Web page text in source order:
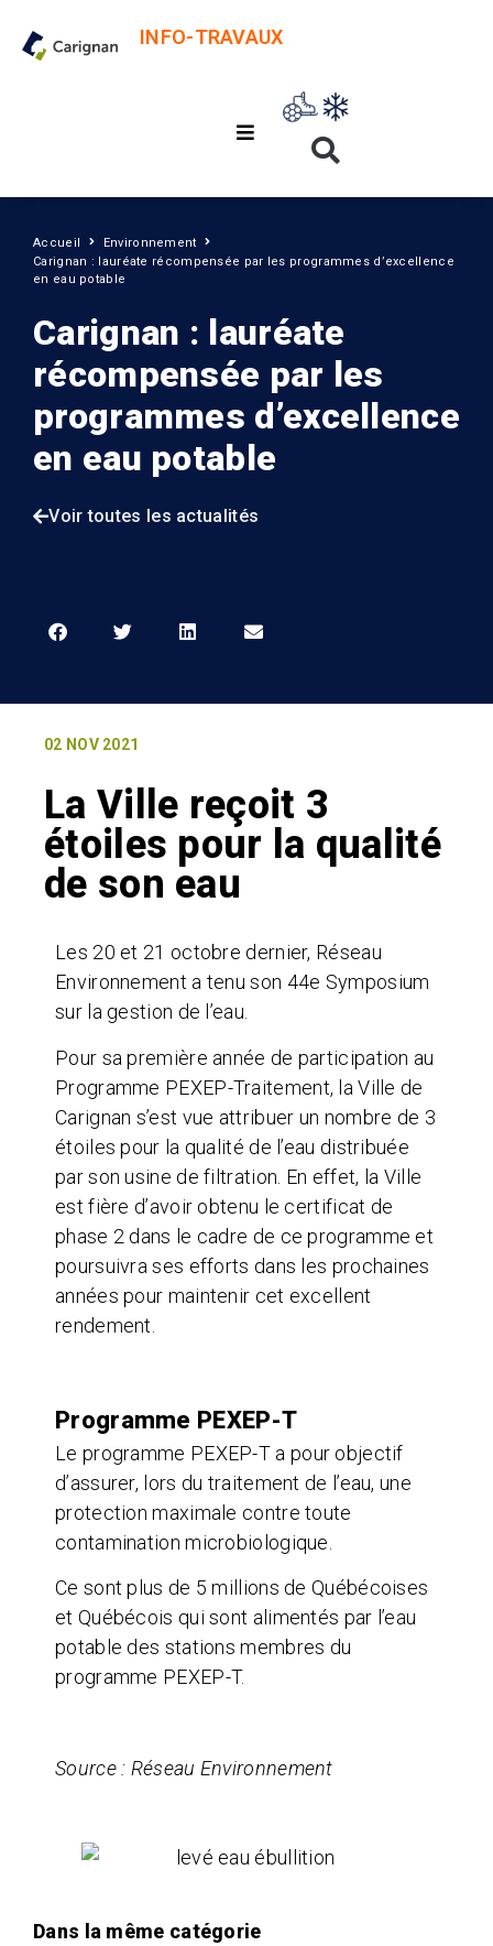
INFO-TRAVAUX
Accueil
Environnement
Carignan : lauréate récompensée par les programmes d’excellence
en eau potable
Carignan : lauréate
récompensée par les
programmes d’excellence
en eau potable
Voir toutes les actualités
02 NOV 2021
La Ville reçoit 3
étoiles pour la qualité
de son eau
Les 20 et 21 octobre dernier, Réseau
Environnement a tenu son 44e Symposium
sur la gestion de l’eau.
Pour sa première année de participation au
Programme PEXEP-Traitement, la Ville de
Carignan s’est vue attribuer un nombre de 3
étoiles pour la qualité de l’eau distribuée
par son usine de filtration. En effet, la Ville
est fière d’avoir obtenu le certificat de
phase 2 dans le cadre de ce programme et
poursuivra ses efforts dans les prochaines
années pour maintenir cet excellent
rendement.
Programme PEXEP-T
Le programme PEXEP-T a pour objectif
d’assurer, lors du traitement de l’eau, une
protection maximale contre toute
contamination microbiologique.
Ce sont plus de 5 millions de Québécoises
et Québécois qui sont alimentés par l’eau
potable des stations membres du
programme PEXEP-T.
Source : Réseau Environnement